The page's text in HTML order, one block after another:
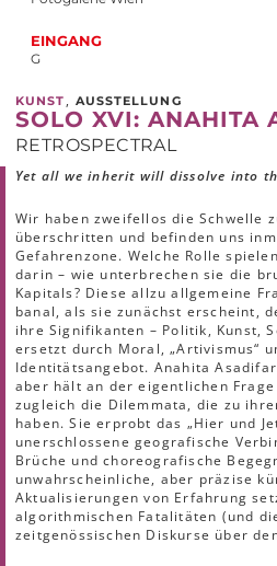
EINGANG
G
KUNST , AUSSTELLUNG
SOLO XVI: ANAHITA
RETROSPECTRAL
Yet all we inherit will dissolve into
Wir haben zweifellos die Schwelle
überschritten und befinden uns
Gefahrenzone. Welche Rolle
darin – wie unterbrechen sie die
Kapitals? Diese allzu allgemeine
banal, als sie zunächst erscheint,
ihre Signifikanten – Politik, Kunst,
ersetzt durch Moral, „Artivismus“
Identitätsangebot. Anahita
aber hält an der eigentlichen
zugleich die Dilemmata, die zu
haben. Sie erprobt das „Hier und
unerschlossene geografische
Brüche und choreografische
unwahrscheinliche, aber präzise
Aktualisierungen von Erfahrung
algorithmischen Fatalitäten (und
zeitgenössischen Diskurse über